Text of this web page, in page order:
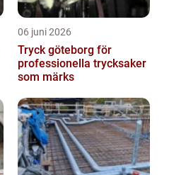
06 juni 2026
Tryck göteborg för
professionella trycksaker
som märks